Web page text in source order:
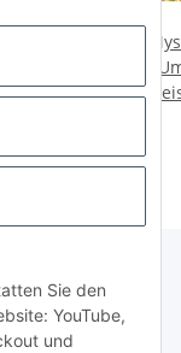
Sie den
YouTube,
und
6mm mit